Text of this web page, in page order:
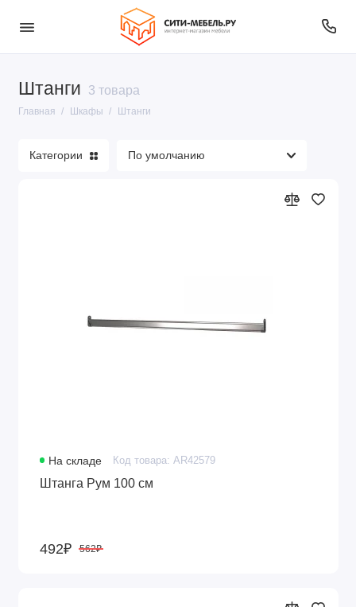
Штанги 3 товара
Главная Шкафы Штанги
Шкафы купе
Шкафы распашные (у)
Ящики
Категории
На складе Код товара: AR42579
Штанга Рум 100 см
492₽ 562₽